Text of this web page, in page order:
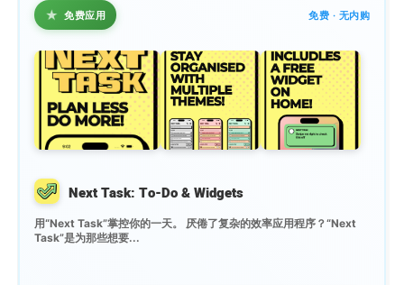
★ 免费应用 免费 · 无内购
Next Task: To-Do & Widgets
用“Next Task”掌控你的一天。 厌倦了复杂的效率应用程序？“Next
Task”是为那些想要...